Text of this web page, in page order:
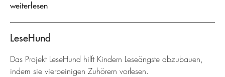
weiterlesen
LeseHund
Das Projekt LeseHund hilft Kindern Leseängste abzubauen,
indem sie vierbeinigen Zuhörern vorlesen.